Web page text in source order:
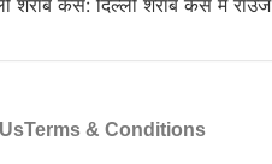
Terms & Conditions